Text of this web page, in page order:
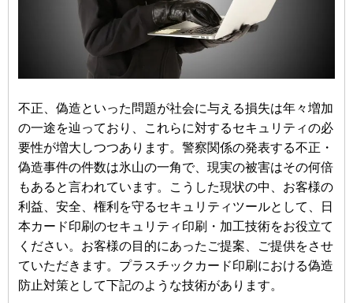
不正、偽造といった問題が社会に与える損失は年々増加
の一途を辿っており、これらに対するセキュリティの必
要性が増大しつつあります。警察関係の発表する不正・
偽造事件の件数は氷山の一角で、現実の被害はその何倍
もあると言われています。こうした現状の中、お客様の
利益、安全、権利を守るセキュリティツールとして、日
本カード印刷のセキュリティ印刷・加工技術をお役立て
ください。お客様の目的にあったご提案、ご提供をさせ
ていただきます。プラスチックカード印刷における偽造
防止対策として下記のような技術があります。